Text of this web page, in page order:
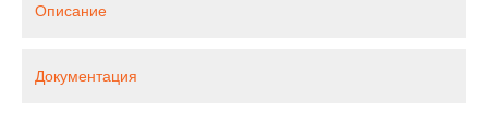
Описание
Документация